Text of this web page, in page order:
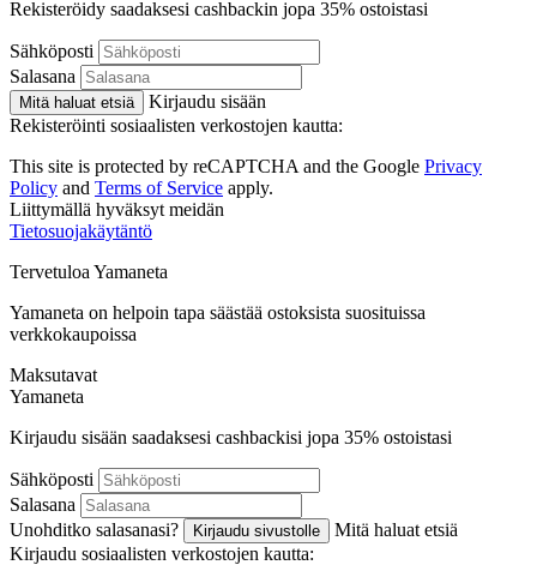
Rekisteröidy saadaksesi cashbackin jopa 35% ostoistasi
Sähköposti
Salasana
Mitä haluat etsiä
Kirjaudu sisään
Rekisteröinti sosiaalisten verkostojen kautta:
This site is protected by reCAPTCHA and the Google Privacy
Policy and Terms of Service apply.
Liittymällä hyväksyt meidän
Tietosuojakäytäntö
Tervetuloa Yamaneta
Yamaneta on helpoin tapa säästää ostoksista suosituissa
verkkokaupoissa
Maksutavat
Yamaneta
Kirjaudu sisään saadaksesi cashbackisi jopa 35% ostoistasi
Sähköposti
Salasana
Unohditko salasanasi?
Kirjaudu sivustolle
Mitä haluat etsiä
Kirjaudu sosiaalisten verkostojen kautta: